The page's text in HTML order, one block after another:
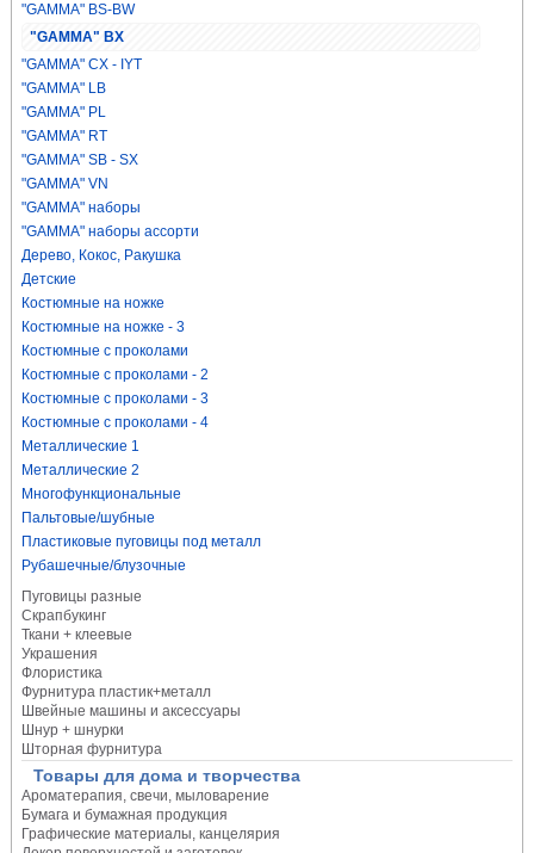
"GAMMA" BS-BW
"GAMMA" BX
"GAMMA" CX - IYT
"GAMMA" LB
"GAMMA" PL
"GAMMA" RT
"GAMMA" SB - SX
"GAMMA" VN
"GAMMA" наборы
"GAMMA" наборы ассорти
Дерево, Кокос, Ракушка
Детские
Костюмные на ножке
Костюмные на ножке - 3
Костюмные с проколами
Костюмные с проколами - 2
Костюмные с проколами - 3
Костюмные с проколами - 4
Металлические 1
Металлические 2
Многофункциональные
Пальтовые/шубные
Пластиковые пуговицы под металл
Рубашечные/блузочные
Пуговицы разные
Скрапбукинг
Ткани + клеевые
Украшения
Флористика
Фурнитура пластик+металл
Швейные машины и аксессуары
Шнур + шнурки
Шторная фурнитура
Товары для дома и творчества
Ароматерапия, свечи, мыловарение
Бумага и бумажная продукция
Графические материалы, канцелярия